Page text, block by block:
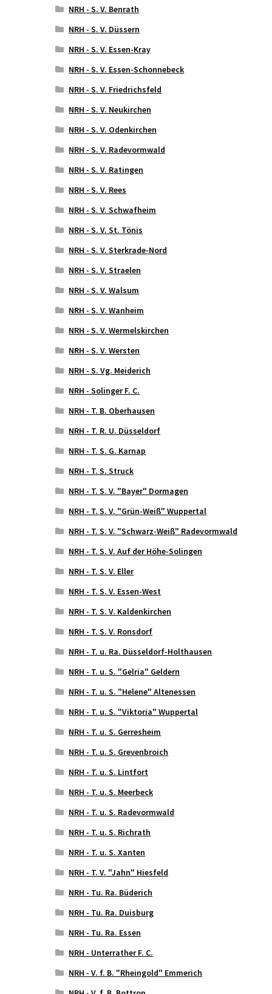
NRH - S. V. Benrath
NRH - S. V. Düssern
NRH - S. V. Essen-Kray
NRH - S. V. Essen-Schonnebeck
NRH - S. V. Friedrichsfeld
NRH - S. V. Neukirchen
NRH - S. V. Odenkirchen
NRH - S. V. Radevormwald
NRH - S. V. Ratingen
NRH - S. V. Rees
NRH - S. V. Schwafheim
NRH - S. V. St. Tönis
NRH - S. V. Sterkrade-Nord
NRH - S. V. Straelen
NRH - S. V. Walsum
NRH - S. V. Wanheim
NRH - S. V. Wermelskirchen
NRH - S. V. Wersten
NRH - S. Vg. Meiderich
NRH - Solinger F. C.
NRH - T. B. Oberhausen
NRH - T. R. U. Düsseldorf
NRH - T. S. G. Karnap
NRH - T. S. Struck
NRH - T. S. V. "Bayer" Dormagen
NRH - T. S. V. "Grün-Weiß" Wuppertal
NRH - T. S. V. "Schwarz-Weiß" Radevormwald
NRH - T. S. V. Auf der Höhe-Solingen
NRH - T. S. V. Eller
NRH - T. S. V. Essen-West
NRH - T. S. V. Kaldenkirchen
NRH - T. S. V. Ronsdorf
NRH - T. u. Ra. Düsseldorf-Holthausen
NRH - T. u. S. "Gelria" Geldern
NRH - T. u. S. "Helene" Altenessen
NRH - T. u. S. "Viktoria" Wuppertal
NRH - T. u. S. Gerresheim
NRH - T. u. S. Grevenbroich
NRH - T. u. S. Lintfort
NRH - T. u. S. Meerbeck
NRH - T. u. S. Radevormwald
NRH - T. u. S. Richrath
NRH - T. u. S. Xanten
NRH - T. V. "Jahn" Hiesfeld
NRH - Tu. Ra. Büderich
NRH - Tu. Ra. Duisburg
NRH - Tu. Ra. Essen
NRH - Unterrather F. C.
NRH - V. f. B. "Rheingold" Emmerich